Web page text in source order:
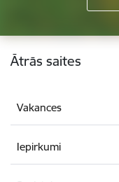
Kājene
Ātrās saites
Vakances
Iepirkumi